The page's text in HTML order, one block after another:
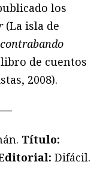
los
(La isla de
de cuentos
2008).
Título:
Difácil.